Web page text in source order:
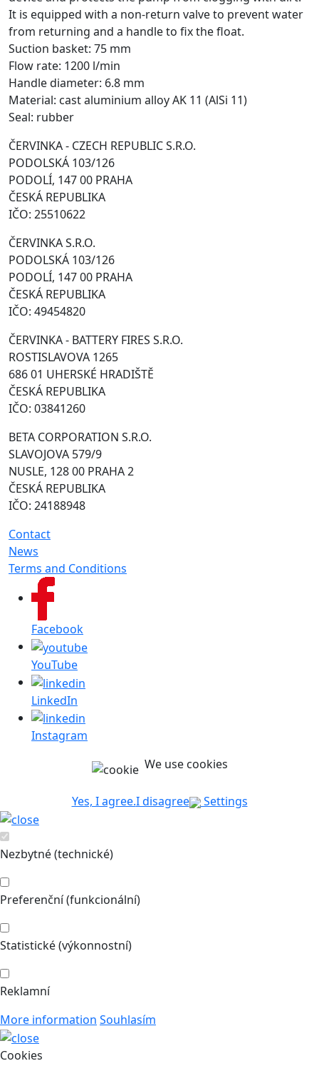
It is equipped with a non-return valve to prevent water
from returning and a handle to fix the float.
Suction basket: 75 mm
Flow rate: 1200 l/min
Handle diameter: 6.8 mm
Material: cast aluminium alloy AK 11 (AlSi 11)
Seal: rubber
ČERVINKA - CZECH REPUBLIC S.R.O.
PODOLSKÁ 103/126
PODOLÍ, 147 00 PRAHA
ČESKÁ REPUBLIKA
IČO: 25510622
ČERVINKA S.R.O.
PODOLSKÁ 103/126
PODOLÍ, 147 00 PRAHA
ČESKÁ REPUBLIKA
IČO: 49454820
ČERVINKA - BATTERY FIRES S.R.O.
ROSTISLAVOVA 1265
686 01 UHERSKÉ HRADIŠTĚ
ČESKÁ REPUBLIKA
IČO: 03841260
BETA CORPORATION S.R.O.
SLAVOJOVA 579/9
NUSLE, 128 00 PRAHA 2
ČESKÁ REPUBLIKA
IČO: 24188948
Contact
News
Terms and Conditions
Facebook
YouTube
LinkedIn
Instagram
We use cookies
Yes, I agree.I disagree Settings
Nezbytné (technické)
Preferenční (funkcionální)
Statistické (výkonnostní)
Reklamní
More information Souhlasím
Cookies